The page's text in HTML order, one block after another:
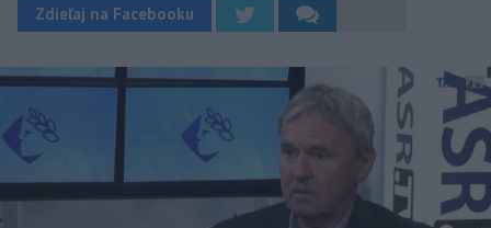
Zdieľaj na Facebooku